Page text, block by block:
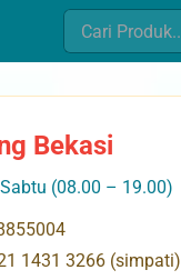
Search
for:
Bekasi
(08.00 – 19.00)
1431 3266 (simpati)